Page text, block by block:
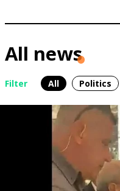
All news
Filter All Politics